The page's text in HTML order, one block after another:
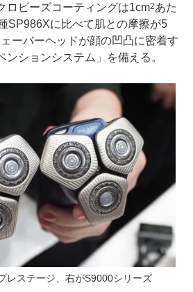
ロビーズコーティングは1cm2あた
SP986Xに比べて肌との摩擦が5
ーバーヘッドが顔の凹凸に密着す
ンションシステム」を備える。
レステージ、右がS9000シリーズ